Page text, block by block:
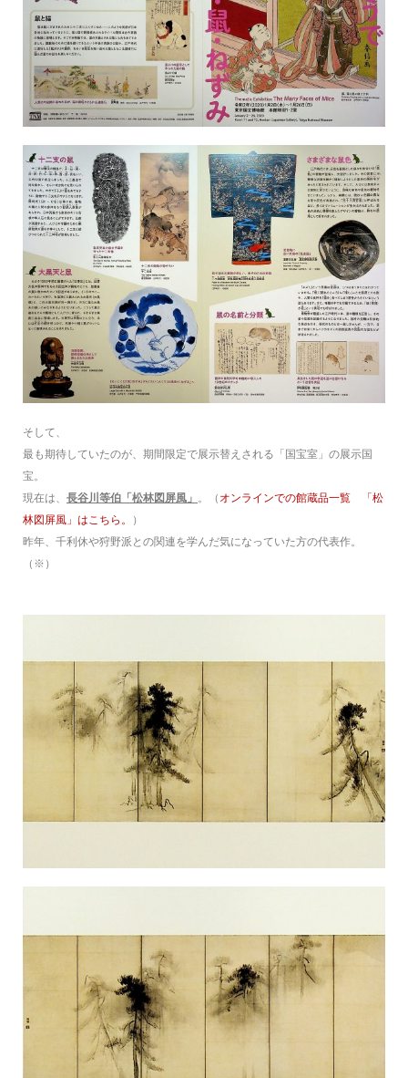
そして、
最も期待していたのが、期間限定で展示替えされる「国宝室」の展示国
宝。
現在は、 長谷川等伯「松林図屏風」 。（ オンラインでの館蔵品一覧 「松
林図屏風」はこちら。
）
昨年、千利休や狩野派との関連を学んだ気になっていた方の代表作。
（※）